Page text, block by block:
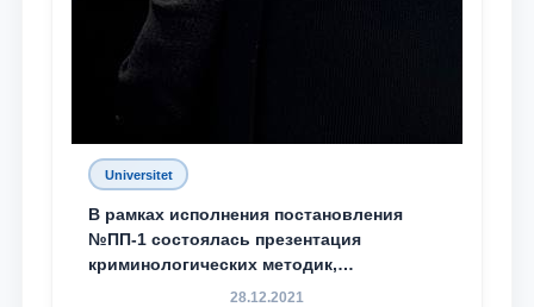
Universitet
В рамках исполнения постановления
№ПП-1 состоялась презентация
криминологических методик,
разработанных ТГЮУ
28.12.2021